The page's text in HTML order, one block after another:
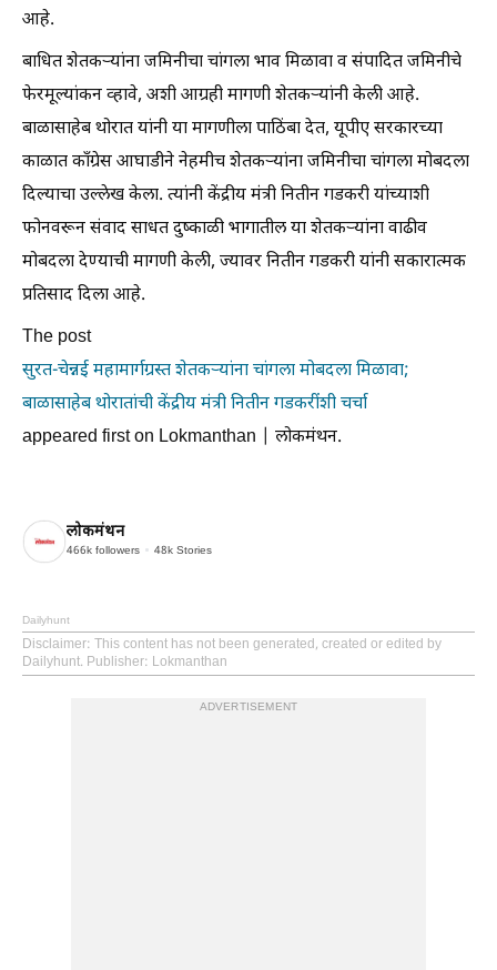
आहे.
बाधित शेतकऱ्यांना जमिनीचा चांगला भाव मिळावा व संपादित जमिनीचे
फेरमूल्यांकन व्हावे, अशी आग्रही मागणी शेतकऱ्यांनी केली आहे.
बाळासाहेब थोरात यांनी या मागणीला पाठिंबा देत, यूपीए सरकारच्या
काळात काँग्रेस आघाडीने नेहमीच शेतकऱ्यांना जमिनीचा चांगला मोबदला
दिल्याचा उल्लेख केला. त्यांनी केंद्रीय मंत्री नितीन गडकरी यांच्याशी
फोनवरून संवाद साधत दुष्काळी भागातील या शेतकऱ्यांना वाढीव
मोबदला देण्याची मागणी केली, ज्यावर नितीन गडकरी यांनी सकारात्मक
प्रतिसाद दिला आहे.
The post
सुरत-चेन्नई महामार्गग्रस्त शेतकऱ्यांना चांगला मोबदला मिळावा;
बाळासाहेब थोरातांची केंद्रीय मंत्री नितीन गडकरींशी चर्चा
appeared first on Lokmanthan | लोकमंथन.
लोकमंथन
466k followers 48k Stories
Dailyhunt
Disclaimer: This content has not been generated, created or edited by
Dailyhunt. Publisher: Lokmanthan
ADVERTISEMENT